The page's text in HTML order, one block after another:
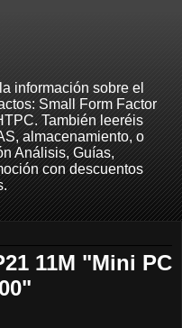
información sobre el
Small Form Factor
También leeréis
almacenamiento, o
Análisis, Guías,
con descuentos
11M "Mini PC